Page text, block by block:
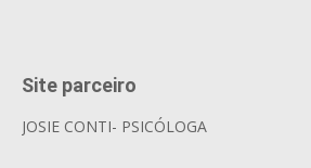
Site parceiro
JOSIE CONTI- PSICÓLOGA